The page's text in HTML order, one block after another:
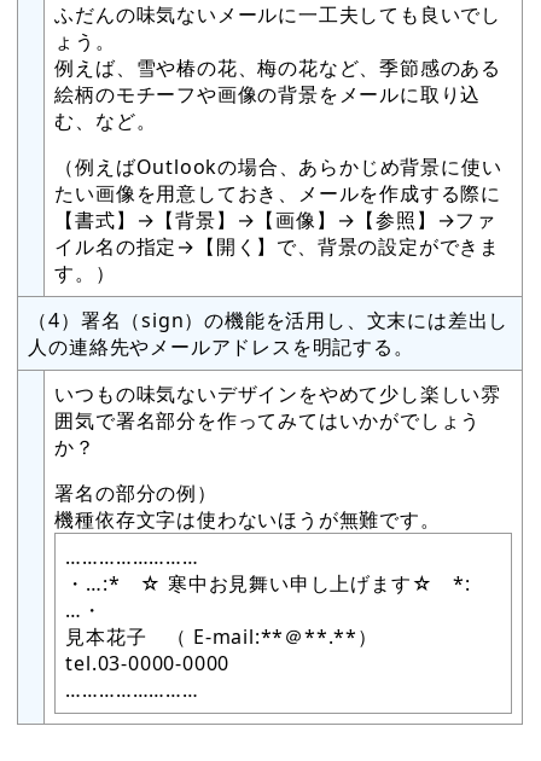
ふだんの味気ないメールに一工夫しても良いでし
ょう。
例えば、雪や椿の花、梅の花など、季節感のある
絵柄のモチーフや画像の背景をメールに取り込
む、など。
（例えばOutlookの場合、あらかじめ背景に使い
たい画像を用意しておき、メールを作成する際に
【書式】→【背景】→【画像】→【参照】→ファ
イル名の指定→【開く】で、背景の設定ができま
す。）
（4）署名（sign）の機能を活用し、文末には差出し
人の連絡先やメールアドレスを明記する。
いつもの味気ないデザインをやめて少し楽しい雰
囲気で署名部分を作ってみてはいかがでしょう
か？
署名の部分の例）
機種依存文字は使わないほうが無難です。
……………………
・…:* ☆ 寒中お見舞い申し上げます☆ *:
…・
見本花子 （ E-mail:**＠**.**）
tel.03-0000-0000
……………………